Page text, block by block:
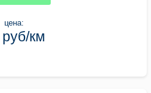
цена:
км